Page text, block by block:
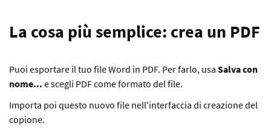
La cosa più semplice: crea un PDF
Puoi esportare il tuo file Word in PDF. Per farlo, usa Salva con
nome... e scegli PDF come formato del file.
Importa poi questo nuovo file nell'interfaccia di creazione del
copione.